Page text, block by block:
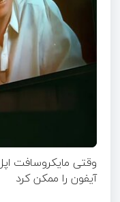
وقتی مایکروسافت
آیفون را ممکن کرد